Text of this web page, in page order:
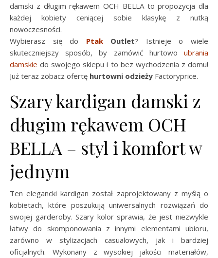
damski z długim rękawem OCH BELLA to propozycja dla
każdej kobiety ceniącej sobie klasykę z nutką
nowoczesności.
Wybierasz się do PtakOutlet? Istnieje o wiele
skuteczniejszy sposób, by zamówić hurtowo ubrania
damskie do swojego sklepu i to bez wychodzenia z domu!
Już teraz zobacz ofertę hurtowni odzieży Factoryprice.
Szary kardigan damski z
długim rękawem OCH
BELLA – styl i komfort w
jednym
Ten elegancki kardigan został zaprojektowany z myślą o
kobietach, które poszukują uniwersalnych rozwiązań do
swojej garderoby. Szary kolor sprawia, że jest niezwykle
łatwy do skomponowania z innymi elementami ubioru,
zarówno w stylizacjach casualowych, jak i bardziej
oficjalnych. Wykonany z wysokiej jakości materiałów,